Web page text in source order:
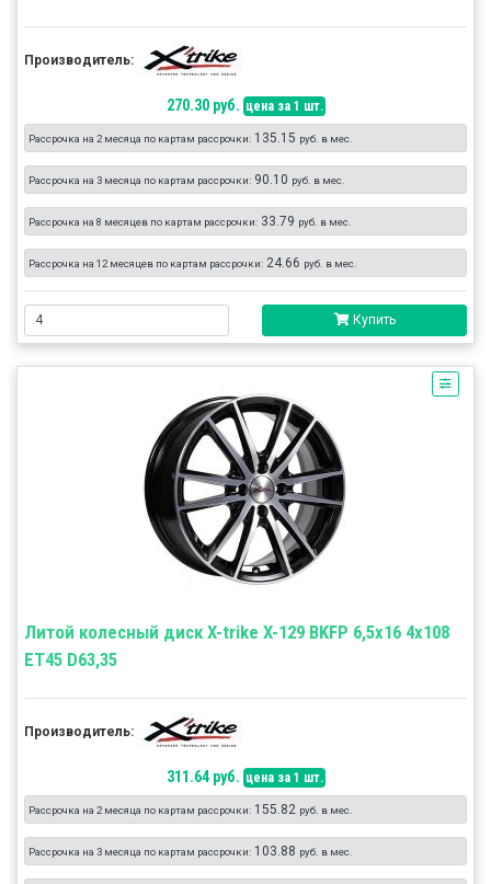
Производитель:
270.30 руб. цена за 1 шт.
Рассрочка на 2 месяца по картам рассрочки: 135.15 руб. в мес.
Рассрочка на 3 месяца по картам рассрочки: 90.10 руб. в мес.
Рассрочка на 8 месяцев по картам рассрочки: 33.79 руб. в мес.
Рассрочка на 12 месяцев по картам рассрочки: 24.66 руб. в мес.
Купить
Литой колесный диск X-trike X-129 BKFP 6,5x16 4x108
ET45 D63,35
Производитель:
311.64 руб. цена за 1 шт.
Рассрочка на 2 месяца по картам рассрочки: 155.82 руб. в мес.
Рассрочка на 3 месяца по картам рассрочки: 103.88 руб. в мес.